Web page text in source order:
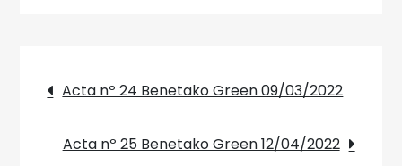
en
Municipal
Navegación
de
Acta nº 24 Benetako Green 09/03/2022
Acta nº 25 Benetako Green 12/04/2022